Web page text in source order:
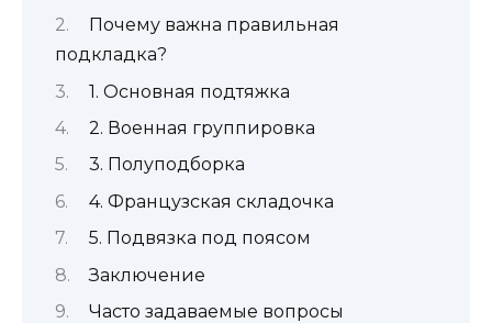
Почему важна правильная
подкладка?
1. Основная подтяжка
2. Военная группировка
3. Полуподборка
4. Французская складочка
5. Подвязка под поясом
Заключение
Часто задаваемые вопросы